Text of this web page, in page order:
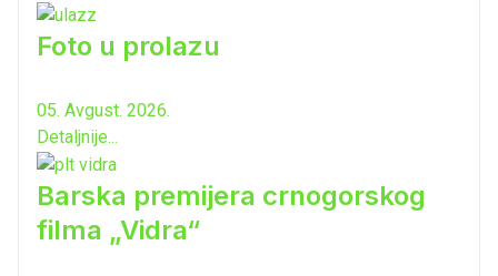
Foto u prolazu
05. Avgust. 2026.
Detaljnije...
Barska premijera crnogorskog
filma „Vidra“